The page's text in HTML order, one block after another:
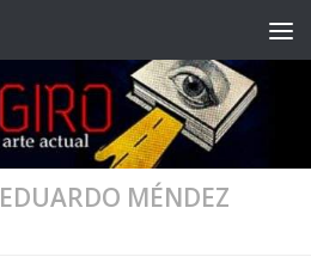
EDUARDO MÉNDEZ